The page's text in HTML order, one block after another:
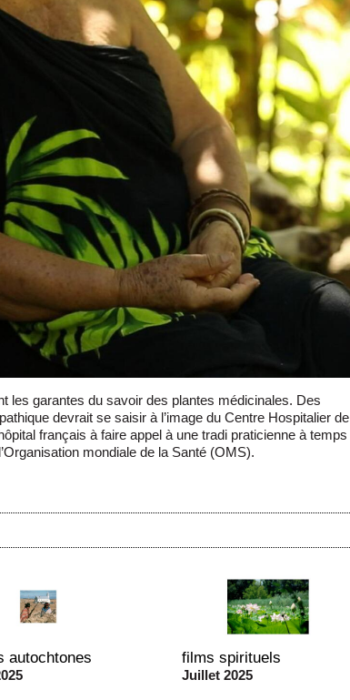
les garantes du savoir des plantes médicinales. Des
devrait se saisir à l’image du Centre Hospitalier de
français à faire appel à une tradi praticienne à temps
mondiale de la Santé (OMS).
autochtones films spirituels
Juillet 2025